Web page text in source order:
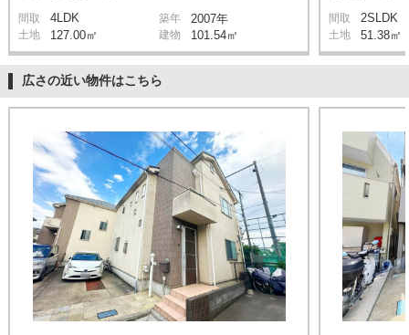
間取 4LDK 築年 2007年
土地 127.00㎡ 建物 101.54㎡
間取 2SLDK
土地 51.38㎡
広さの近い物件はこちら